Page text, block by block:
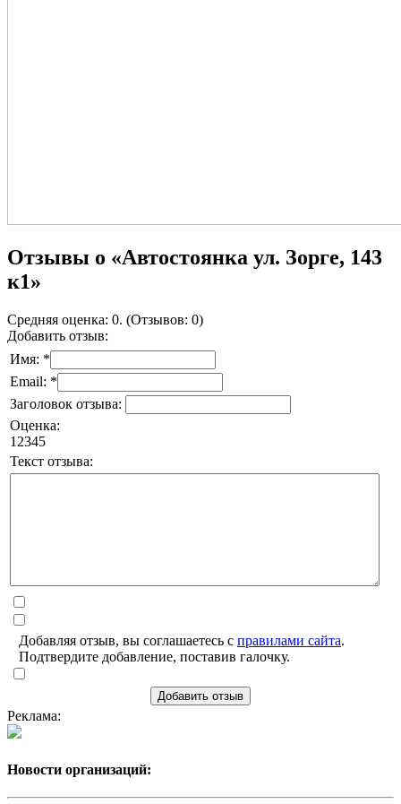
Отзывы о «Автостоянка ул. Зорге, 143
к1»
Средняя оценка: 0. (Отзывов: 0)
Добавить отзыв:
Имя: *
Email: *
Заголовок отзыва:
Оценка:
1 2345
Текст отзыва:
Добавляя отзыв, вы соглашаетесь с правилами сайта.
Подтвердите добавление, поставив галочку.
Добавить отзыв
Реклама:
Новости организаций: